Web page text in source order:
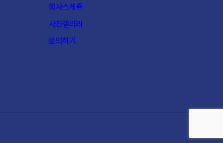
행사스케쥴
사진갤러리
문의하기